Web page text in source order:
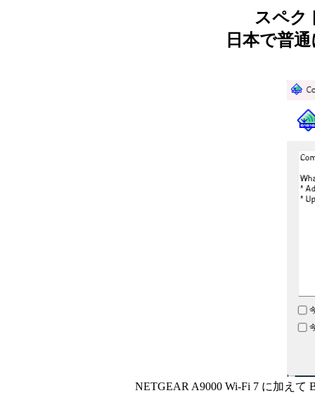
スペク
日本で普
NETGEAR A9000 Wi-Fi 7 に加えて